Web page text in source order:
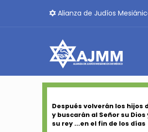
Alianza de Judíos
Después volverán los hijos
y buscarán al Señor su Dios
su rey ...en el fin de los días